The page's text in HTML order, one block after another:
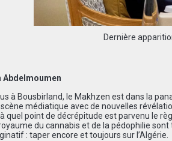
Dernière
Abdelmoumen
à Bousbirland, le Makhzen est dans la
médiatique avec de nouvelles
quel point de décrépitude est parvenu le
du cannabis et de la pédophilie
: taper encore et toujours sur l’Algérie.